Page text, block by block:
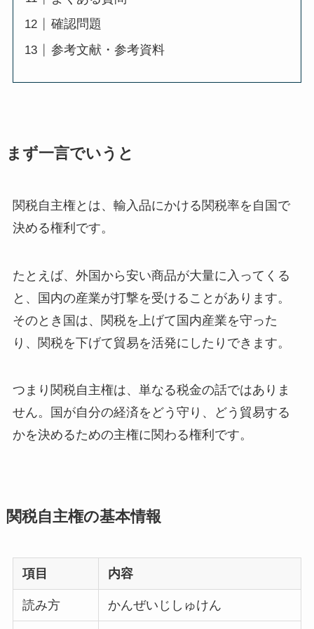
確認問題
参考文献・参考資料
まず一言でいうと
関税自主権とは、輸入品にかける関税率を自国で
決める権利です。
たとえば、外国から安い商品が大量に入ってくる
と、国内の産業が打撃を受けることがあります。
そのとき国は、関税を上げて国内産業を守った
り、関税を下げて貿易を活発にしたりできます。
つまり関税自主権は、単なる税金の話ではありま
せん。国が自分の経済をどう守り、どう貿易する
かを決めるための主権に関わる権利です。
関税自主権の基本情報
項目 内容
読み方 かんぜいじしゅけん